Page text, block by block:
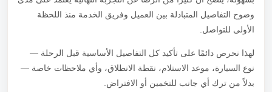
وضوح التفاصيل المتبادلة بين العميل وفريق الخدمة منذ اللحظة
الأولى للتواصل.
لهذا نحرص دائمًا على تأكيد كل التفاصيل الأساسية قبل الرحلة —
نوع السيارة، موعد الاستلام، نقطة الانطلاق، وأي ملاحظات خاصة —
بدلاً من ترك أي جانب للتخمين أو الافتراض.